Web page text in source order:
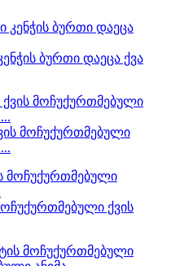
ბურთი დაეცა ქვა
მოჩუქურთმებული
ქვის